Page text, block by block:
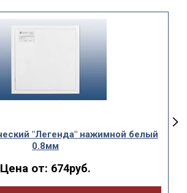
"Легенда" нажимной белый
0.8мм
Цена от: 674руб.